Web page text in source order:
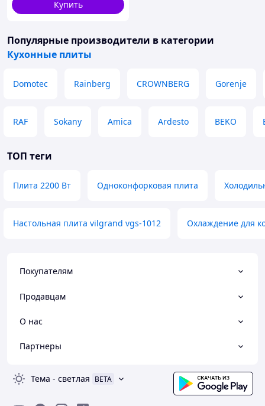
Купить
Популярные производители в категории
Кухонные плиты
Domotec Rainberg CROWNBERG Gorenje
RAF Sokany Amica Ardesto BEKO
ТОП теги
Плита 2200 Вт Одноконфорковая плита
Настольная плита vilgrand vgs-1012 Охлаждение для
Покупателям
Продавцам
О нас
Партнеры
Тема - светлая BETA